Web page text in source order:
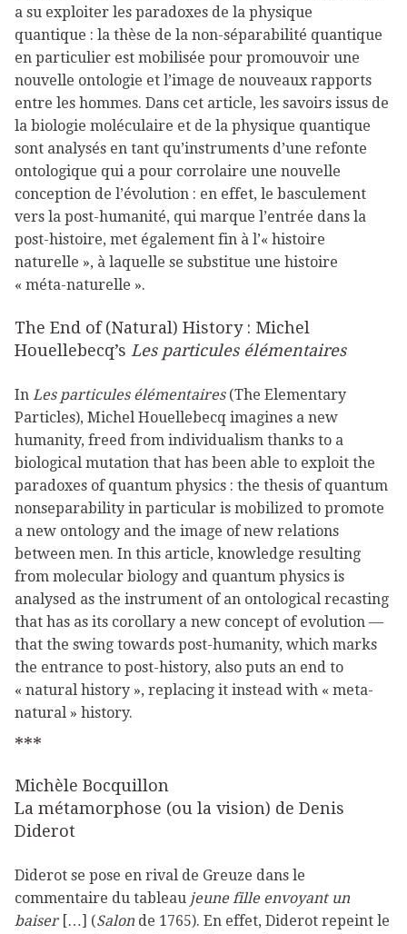
a su exploiter les paradoxes de la physique
quantique : la thèse de la non-séparabilité quantique
en particulier est mobilisée pour promouvoir une
nouvelle ontologie et l’image de nouveaux rapports
entre les hommes. Dans cet article, les savoirs issus de
la biologie moléculaire et de la physique quantique
sont analysés en tant qu’instruments d’une refonte
ontologique qui a pour corrolaire une nouvelle
conception de l’évolution : en effet, le basculement
vers la post-humanité, qui marque l’entrée dans la
post-histoire, met également fin à l’« histoire
naturelle », à laquelle se substitue une histoire
« méta-naturelle ».
The End of (Natural) History : Michel
Houellebecq’s Les particules élémentaires
In Les particules élémentaires(The Elementary
Particles), Michel Houellebecq imagines a new
humanity, freed from individualism thanks to a
biological mutation that has been able to exploit the
paradoxes of quantum physics : the thesis of quantum
nonseparability in particular is mobilized to promote
a new ontology and the image of new relations
between men. In this article, knowledge resulting
from molecular biology and quantum physics is
analysed as the instrument of an ontological recasting
that has as its corollary a new concept of evolution —
that the swing towards post-humanity, which marks
the entrance to post-history, also puts an end to
« natural history », replacing it instead with « meta-
natural » history.
***
Michèle Bocquillon
La métamorphose (ou la vision) de Denis
Diderot
Diderot se pose en rival de Greuze dans le
commentaire du tableau jeune fille envoyant un
baiser[…] (Salon de 1765). En effet, Diderot repeint le